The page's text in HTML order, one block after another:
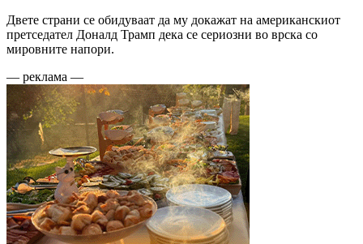
Двете страни се обидуваат да му докажат на американскиот
претседател Доналд Трамп дека се сериозни во врска со
мировните напори.
— реклама —